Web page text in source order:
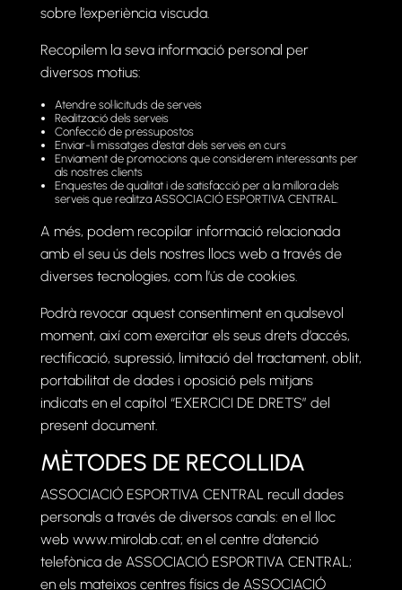
sobre l’experiència viscuda.
Recopilem la seva informació personal per
diversos motius:
Atendre sol·licituds de serveis
Realització dels serveis
Confecció de pressupostos
Enviar-li missatges d’estat dels serveis en curs
Enviament de promocions que considerem interessants per
als nostres clients
Enquestes de qualitat i de satisfacció per a la millora dels
serveis que realitza ASSOCIACIÓ ESPORTIVA CENTRAL.
A més, podem recopilar informació relacionada
amb el seu ús dels nostres llocs web a través de
diverses tecnologies, com l’ús de cookies.
Podrà revocar aquest consentiment en qualsevol
moment, així com exercitar els seus drets d’accés,
rectificació, supressió, limitació del tractament, oblit,
portabilitat de dades i oposició pels mitjans
indicats en el capítol “EXERCICI DE DRETS” del
present document.
MÈTODES DE RECOLLIDA
ASSOCIACIÓ ESPORTIVA CENTRAL recull dades
personals a través de diversos canals: en el lloc
web www.mirolab.cat; en el centre d’atenció
telefònica de ASSOCIACIÓ ESPORTIVA CENTRAL;
en els mateixos centres físics de ASSOCIACIÓ